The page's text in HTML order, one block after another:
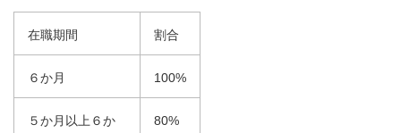
在職期間 割合
６か月 100%
５か月以上６か
80%